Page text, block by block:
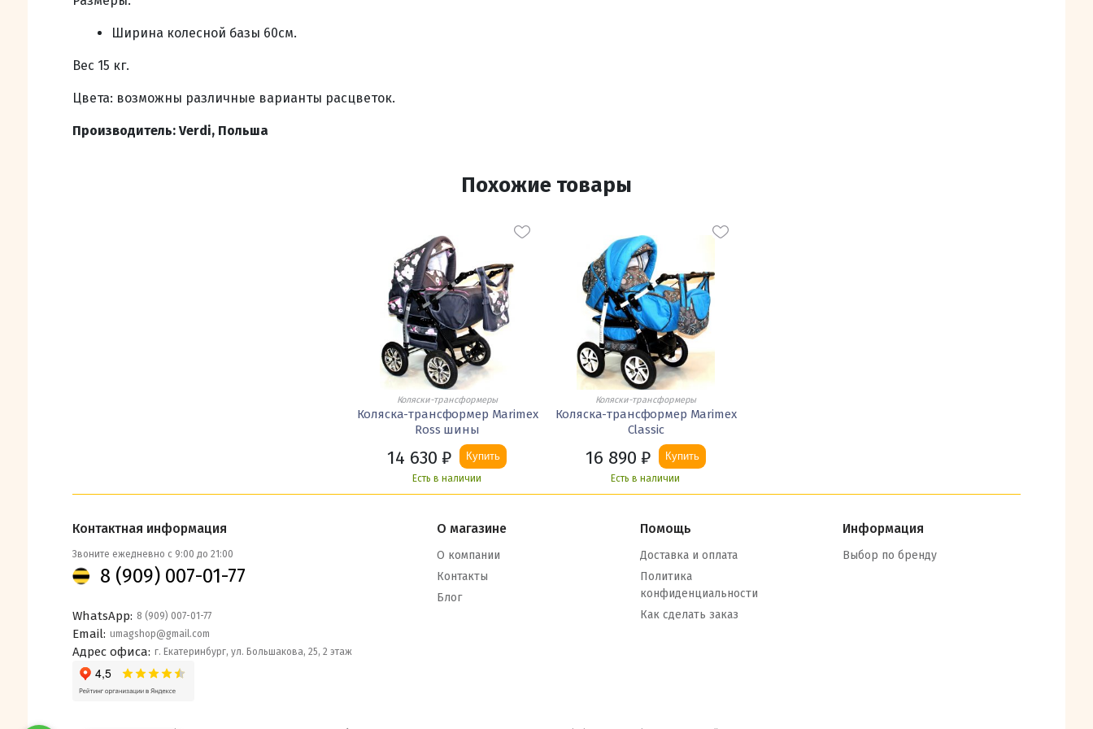
Ширина колесной базы 60см.
Вес 15 кг.
Цвета: возможны различные варианты расцветок.
Производитель: Verdi, Польша
Похожие товары
Коляски-трансформеры
Коляска-трансформер Marimex
Ross шины
14 630 ₽ Купить
Есть в наличии
Коляски-трансформеры
Коляска-трансформер Marimex
Classic
16 890 ₽ Купить
Есть в наличии
Контактная информация
Звоните ежедневно с 9:00 до 21:00
8 (909) 007-01-77
WhatsApp: 8 (909) 007-01-77
Email: umagshop@gmail.com
Адрес офиса: г. Екатеринбург, ул. Большакова, 25, 2 этаж
О магазине
О компании
Контакты
Блог
Помощь
Доставка и оплата
Политика
конфиденциальности
Как сделать заказ
Информация
Выбор по бренду